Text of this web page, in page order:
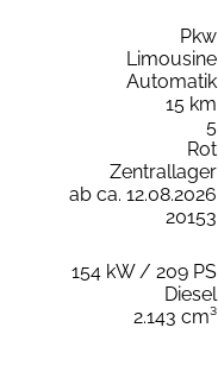
Pkw
Limousine
Automatik
15 km
5
Rot
Zentrallager
ab ca. 12.08.2026
20153
154 kW / 209 PS
Diesel
2.143 cm³